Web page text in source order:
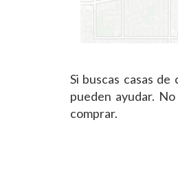
Si buscas casas
pueden ayudar.
comprar.